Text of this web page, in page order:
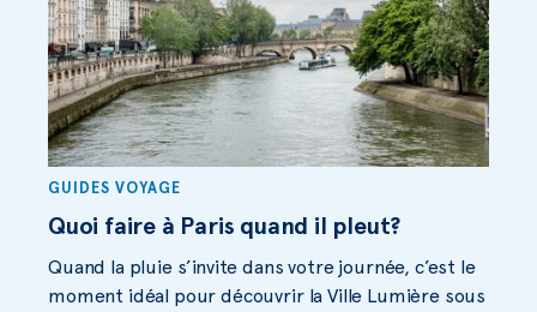
GUIDES VOYAGE
Quoi faire à Paris quand il pleut?
Quand la pluie s’invite dans votre journée, c’est le
moment idéal pour découvrir la Ville Lumière sous